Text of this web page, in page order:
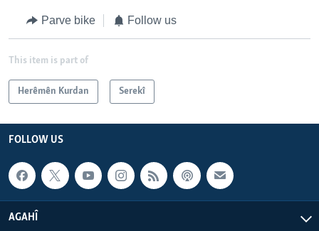
Parve bike Follow us
This item is part of
Herêmên Kurdan Serekî
FOLLOW US
AGAHÎ